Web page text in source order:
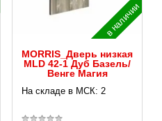
в наличии
MORRIS_Дверь низкая
MLD 42-1 Дуб Базель/
Венге Магия
На складе в МСК: 2